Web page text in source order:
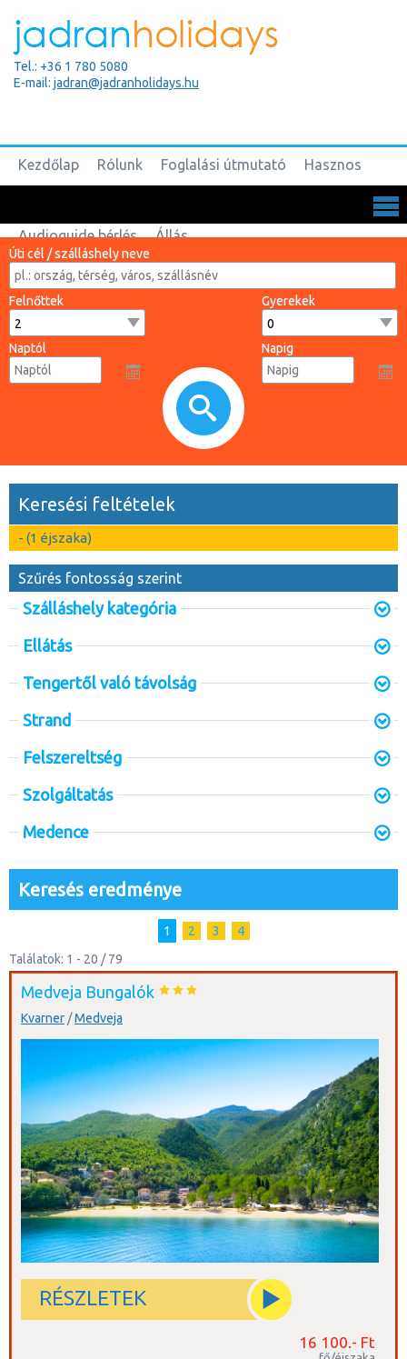
Tel.: +36 1 780 5080
E-mail: jadran@jadranholidays.hu
Kezdőlap Rólunk Foglalási útmutató Hasznos
Audioguide bérlés Állás
Úti cél / szálláshely neve
Felnőttek Gyerekek
Naptól Napig
Keresési feltételek
- (1 éjszaka)
Szűrés fontosság szerint
Szálláshely kategória
Ellátás
Tengertől való távolság
Strand
Felszereltség
Szolgáltatás
Medence
Keresés eredménye
1 2 3
4
Találatok: 1 - 20 / 79
Medveja Bungalók
Kvarner /Medveja
RÉSZLETEK
16 100.- Ft